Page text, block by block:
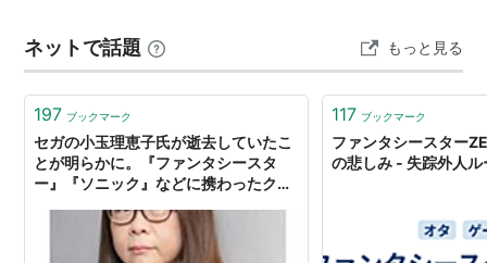
タイロン、優秀なエスパーと言われるルツの3人ととも
に兄の仇ラ・シークを目指していく。ストーリーも4作
目にまで影響するほどの出来であり、非常に完成度の高
いゲームともいえる。
続編の『 ファンタシースターII 還らざる時の終わりに』
『時の継承者 ファンタシースターIII
ター 千年紀の終りに』とあわせて初期4部作と呼ばれて
んでしまう。上空からのビームをかわそうと歩いている
ときに、腕振り下ろしが来て思わず反応して転がって
ネットで話題 もっと見る
197 ブックマーク
セガの小玉理恵子氏が逝去していたこ
とが明らかに。『ファンタシースタ
ー』『ソニック』などに携わったクリ
117 ブックマーク
ファンタシースター
の悲しみ - 失踪外人